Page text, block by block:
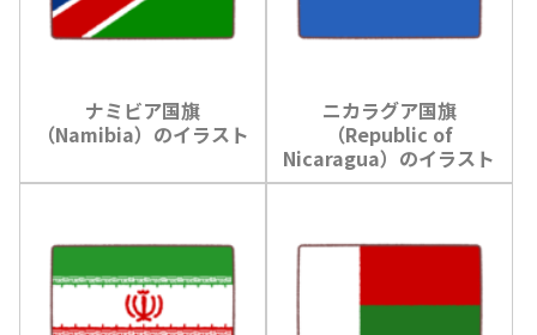
ナミビア国旗
（Namibia）のイラスト
ニカラグア国旗
（Republic of
Nicaragua）のイラスト